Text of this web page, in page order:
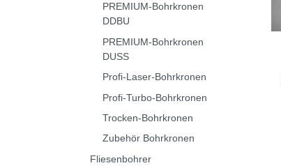
PREMIUM-Bohrkronen
DDBU
PREMIUM-Bohrkronen
DUSS
Profi-Laser-Bohrkronen
Profi-Turbo-Bohrkronen
Trocken-Bohrkronen
Zubehör Bohrkronen
Fliesenbohrer